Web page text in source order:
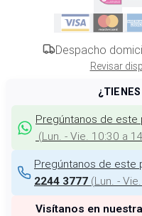
Despacho
Revisar
Pregúntanos de
(Lun. - Vie. 10:30 a
Pregúntanos de este
2244 3777 (Lun. -
Visítanos en